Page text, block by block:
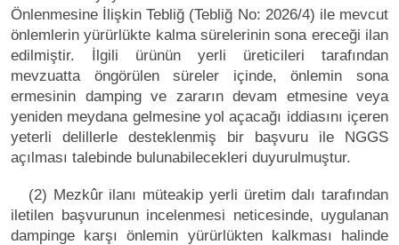
Önlenmesine İlişkin Tebliğ (Tebliğ No: 2026/4) ile mevcut
önlemlerin yürürlükte kalma sürelerinin sona ereceği ilan
edilmiştir. İlgili ürünün yerli üreticileri tarafından
mevzuatta öngörülen süreler içinde, önlemin sona
ermesinin damping ve zararın devam etmesine veya
yeniden meydana gelmesine yol açacağı iddiasını içeren
yeterli delillerle desteklenmiş bir başvuru ile NGGS
açılması talebinde bulunabilecekleri duyurulmuştur.
(2) Mezkûr ilanı müteakip yerli üretim dalı tarafından
iletilen başvurunun incelenmesi neticesinde, uygulanan
dampinge karşı önlemin yürürlükten kalkması halinde